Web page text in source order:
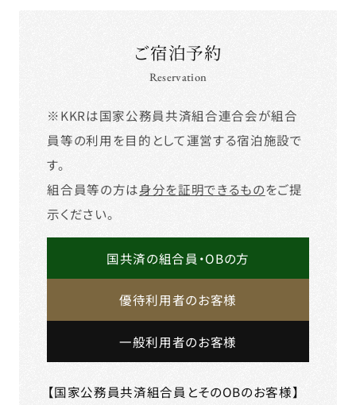
ご宿泊予約
Reservation
※KKRは国家公務員共済組合連合会が組合
員等の利用を目的として運営する宿泊施設で
す。
組合員等の方は身分を証明できるものをご提
示ください。
国共済の組合員・OBの方
優待利用者のお客様
一般利用者のお客様
【国家公務員共済組合員とそのOBのお客様】